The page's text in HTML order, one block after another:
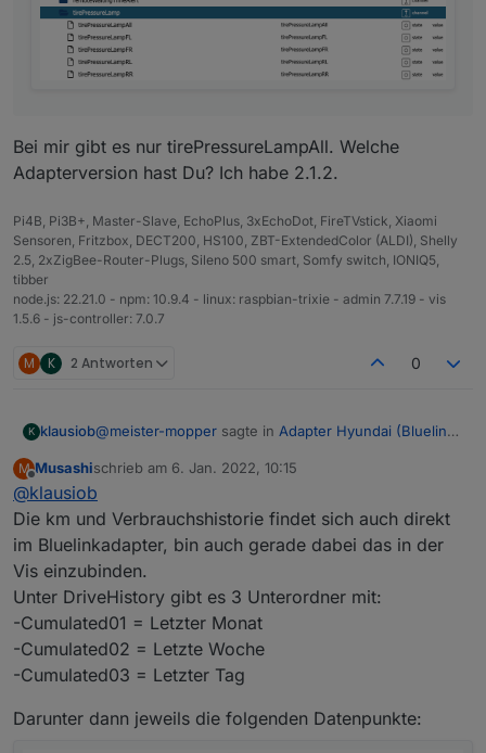
Bei mir gibt es nur tirePressureLampAll. Welche
Adapterversion hast Du? Ich habe 2.1.2.
Pi4B, Pi3B+, Master-Slave, EchoPlus, 3xEchoDot, FireTVstick, Xiaomi
Sensoren, Fritzbox, DECT200, HS100, ZBT-ExtendedColor (ALDI), Shelly
2.5, 2xZigBee-Router-Plugs, Sileno 500 smart, Somfy switch, IONIQ5,
tibber
node.js: 22.21.0 - npm: 10.9.4 - linux: raspbian-trixie - admin 7.7.19 - vis
1.5.6 - js-controller: 7.0.7
M K 2 Antworten 0
K klausiob@meister-mopper sagte in Adapter Hyundai (Bluelink)
täglich gefahrenen Kilometer und die täglich
verbrauchte Energie zu visualisieren?
Nein, würde mich aber auch interessieren. Rohe
JSON wäre denkbar oder den entsprechenden node
im JSON (z.B. driveHistory) als String abspeichern,
analog zum TR-064 Adapter bei den callists. Dann mit
JS auswerten.
M
Offline
Musashischrieb am 6. Jan. 2022, 10:15
zuletzt editiert von
@klausiob
Die km und Verbrauchshistorie findet sich auch direkt
im Bluelinkadapter, bin auch gerade dabei das in der
Vis einzubinden.
Unter DriveHistory gibt es 3 Unterordner mit:
-Cumulated01 = Letzter Monat
-Cumulated02 = Letzte Woche
-Cumulated03 = Letzter Tag
Darunter dann jeweils die folgenden Datenpunkte: